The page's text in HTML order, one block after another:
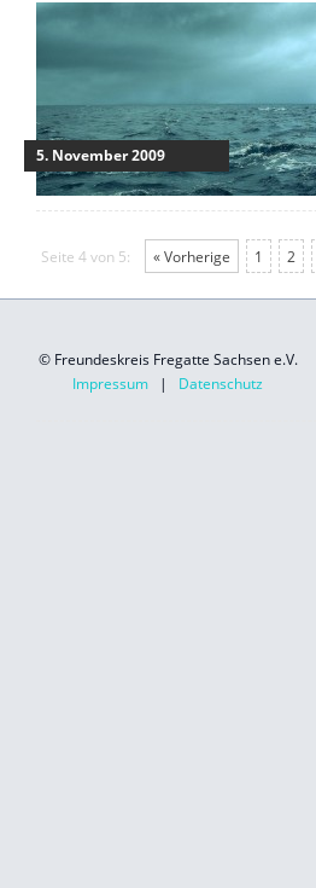
5. November 2009
Seite 4 von 5: « Vorherige 1 2
© Freundeskreis Fregatte Sachsen e.V.
Impressum | Datenschutz